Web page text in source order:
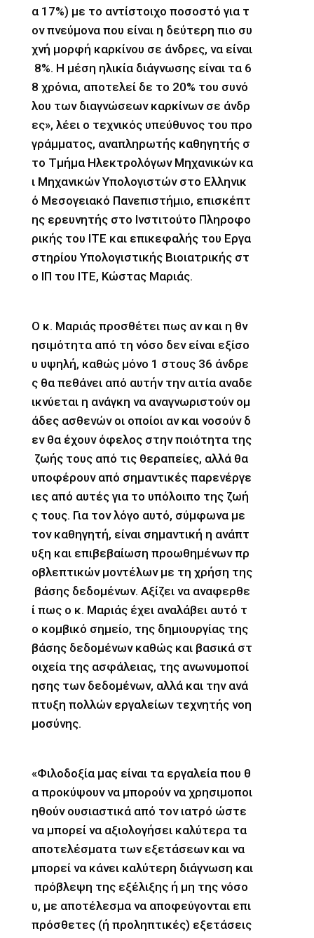
α 17%) με το αντίστοιχο ποσοστό για τ
ον πνεύμονα που είναι η δεύτερη πιο συ
χνή μορφή καρκίνου σε άνδρες, να είναι
8%. Η μέση ηλικία διάγνωσης είναι τα 6
8 χρόνια, αποτελεί δε το 20% του συνό
λου των διαγνώσεων καρκίνων σε άνδρ
ες», λέει ο τεχνικός υπεύθυνος του προ
γράμματος, αναπληρωτής καθηγητής σ
το Τμήμα Ηλεκτρολόγων Μηχανικών κα
ι Μηχανικών Υπολογιστών στο Ελληνικ
ό Μεσογειακό Πανεπιστήμιο, επισκέπτ
ης ερευνητής στο Ινστιτούτο Πληροφο
ρικής του ΙΤΕ και επικεφαλής του Εργα
στηρίου Υπολογιστικής Βιοιατρικής στ
ο ΙΠ του ΙΤΕ, Κώστας Μαριάς.
Ο κ. Μαριάς προσθέτει πως αν και η θν
ησιμότητα από τη νόσο δεν είναι εξίσο
υ υψηλή, καθώς μόνο 1 στους 36 άνδρε
ς θα πεθάνει από αυτήν την αιτία αναδε
ικνύεται η ανάγκη να αναγνωριστούν ομ
άδες ασθενών οι οποίοι αν και νοσούν δ
εν θα έχουν όφελος στην ποιότητα της
ζωής τους από τις θεραπείες, αλλά θα
υποφέρουν από σημαντικές παρενέργε
ιες από αυτές για το υπόλοιπο της ζωή
ς τους. Για τον λόγο αυτό, σύμφωνα με
τον καθηγητή, είναι σημαντική η ανάπτ
υξη και επιβεβαίωση προωθημένων πρ
οβλεπτικών μοντέλων με τη χρήση της
βάσης δεδομένων. Αξίζει να αναφερθε
ί πως ο κ. Μαριάς έχει αναλάβει αυτό τ
ο κομβικό σημείο, της δημιουργίας της
βάσης δεδομένων καθώς και βασικά στ
οιχεία της ασφάλειας, της ανωνυμοποί
ησης των δεδομένων, αλλά και την ανά
πτυξη πολλών εργαλείων τεχνητής νοη
μοσύνης.
«Φιλοδοξία μας είναι τα εργαλεία που θ
α προκύψουν να μπορούν να χρησιμοποι
ηθούν ουσιαστικά από τον ιατρό ώστε
να μπορεί να αξιολογήσει καλύτερα τα
αποτελέσματα των εξετάσεων και να
μπορεί να κάνει καλύτερη διάγνωση και
πρόβλεψη της εξέλιξης ή μη της νόσο
υ, με αποτέλεσμα να αποφεύγονται επι
πρόσθετες (ή προληπτικές) εξετάσεις